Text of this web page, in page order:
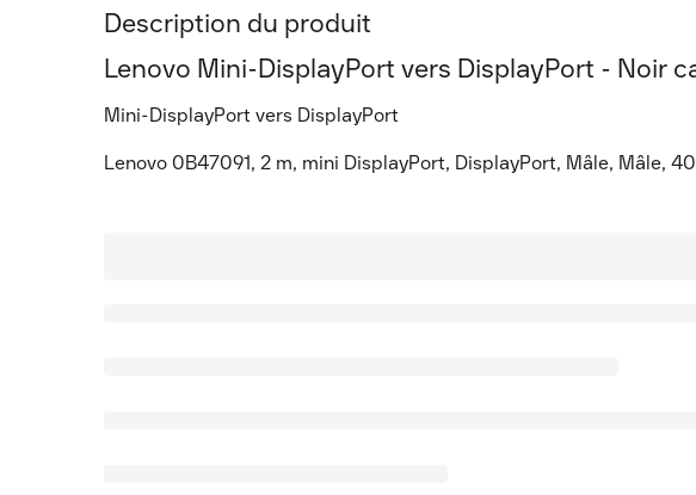
Description du produit
Lenovo Mini-DisplayPort vers DisplayPort - Noir
Mini-DisplayPort vers DisplayPort
Lenovo 0B47091, 2 m, mini DisplayPort, DisplayPort, Mâle, Mâle,